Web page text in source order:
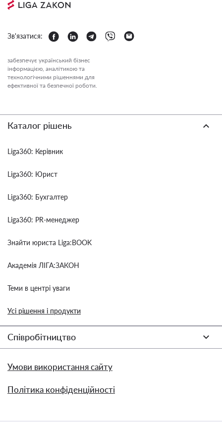
Зв'язатися:
забезпечує український бізнес
інформацією, аналітикою та
технологічними рішеннями для
ефективної та безпечної роботи.
Каталог рішень
Liga360: Керівник
Liga360: Юрист
Liga360: Бухгалтер
Liga360: PR-менеджер
Знайти юриста Liga:BOOK
Академія ЛІГА:ЗАКОН
Теми в центрі уваги
Усі рішення і продукти
Співробітництво
Умови використання сайту
Політика конфіденційності